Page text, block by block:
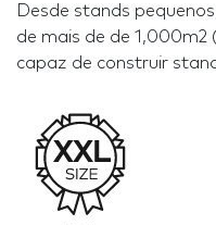
Desde stands
de mais de de 1,000m2
capaz de construir